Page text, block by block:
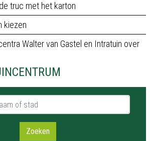
truc met het karton
kiezen
Walter van Gastel en Intratuin over
of stad
Zoeken